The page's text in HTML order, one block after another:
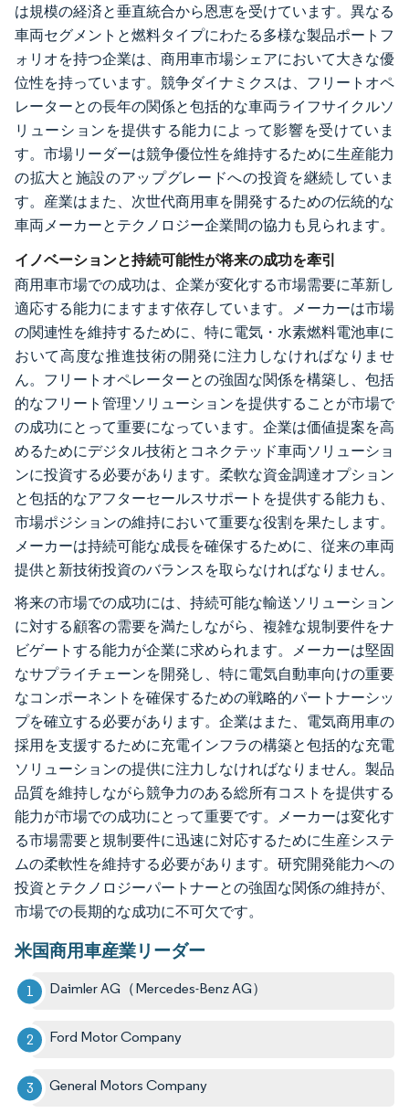
は規模の経済と垂直統合から恩恵を受けています。異なる
車両セグメントと燃料タイプにわたる多様な製品ポートフ
ォリオを持つ企業は、商用車市場シェアにおいて大きな優
位性を持っています。競争ダイナミクスは、フリートオペ
レーターとの長年の関係と包括的な車両ライフサイクルソ
リューションを提供する能力によって影響を受けていま
す。市場リーダーは競争優位性を維持するために生産能力
の拡大と施設のアップグレードへの投資を継続していま
す。産業はまた、次世代商用車を開発するための伝統的な
車両メーカーとテクノロジー企業間の協力も見られます。
イノベーションと持続可能性が将来の成功を牽引
商用車市場での成功は、企業が変化する市場需要に革新し
適応する能力にますます依存しています。メーカーは市場
の関連性を維持するために、特に電気・水素燃料電池車に
おいて高度な推進技術の開発に注力しなければなりませ
ん。フリートオペレーターとの強固な関係を構築し、包括
的なフリート管理ソリューションを提供することが市場で
の成功にとって重要になっています。企業は価値提案を高
めるためにデジタル技術とコネクテッド車両ソリューショ
ンに投資する必要があります。柔軟な資金調達オプション
と包括的なアフターセールスサポートを提供する能力も、
市場ポジションの維持において重要な役割を果たします。
メーカーは持続可能な成長を確保するために、従来の車両
提供と新技術投資のバランスを取らなければなりません。
将来の市場での成功には、持続可能な輸送ソリューション
に対する顧客の需要を満たしながら、複雑な規制要件をナ
ビゲートする能力が企業に求められます。メーカーは堅固
なサプライチェーンを開発し、特に電気自動車向けの重要
なコンポーネントを確保するための戦略的パートナーシッ
プを確立する必要があります。企業はまた、電気商用車の
採用を支援するために充電インフラの構築と包括的な充電
ソリューションの提供に注力しなければなりません。製品
品質を維持しながら競争力のある総所有コストを提供する
能力が市場での成功にとって重要です。メーカーは変化す
る市場需要と規制要件に迅速に対応するために生産システ
ムの柔軟性を維持する必要があります。研究開発能力への
投資とテクノロジーパートナーとの強固な関係の維持が、
市場での長期的な成功に不可欠です。
米国商用車産業リーダー
Daimler AG（Mercedes-Benz AG）
Ford Motor Company
General Motors Company